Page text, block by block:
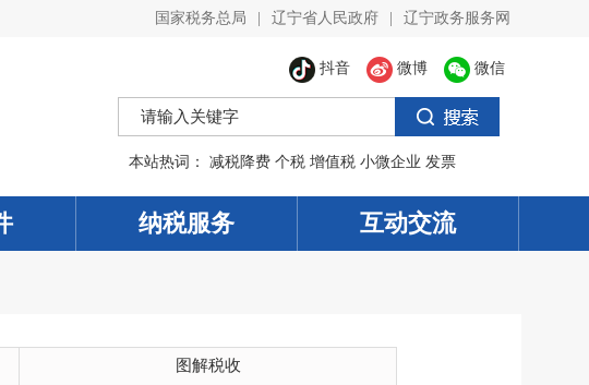
国家税务总局 辽宁省人民政府 辽宁政务服务网
抖音 微博 微信
本站热词： 减税降费 个税 增值税 小微企业 发票
纳税服务 互动交流
图解税收